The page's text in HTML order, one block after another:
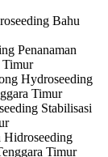
Bahu
Penanaman
Timur
Hydroseeding
Timur
Stabilisasi
Hidroseeding
Timur